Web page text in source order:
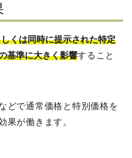
くは同時に提示された特定
基準に大きく影響すること
どで通常価格と特別価格を
果が働きます。